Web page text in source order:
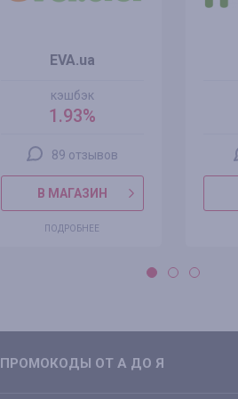
EVA.ua
кэшбэк
1.93%
89 отзывов
В МАГАЗИН
ПОДРОБНЕЕ
ПРОМОКОДЫ ОТ А ДО Я